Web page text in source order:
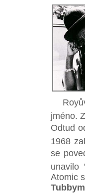
Royův
jméno.
Odtud
1968
se
unavilo
Atomic
Tubbym